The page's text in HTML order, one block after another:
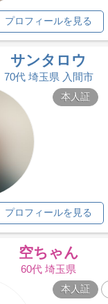
プロフィールを見る
サンタロウ
70代 埼玉県 入間市
本人証
プロフィールを見る
空ちゃん
60代 埼玉県
本人証